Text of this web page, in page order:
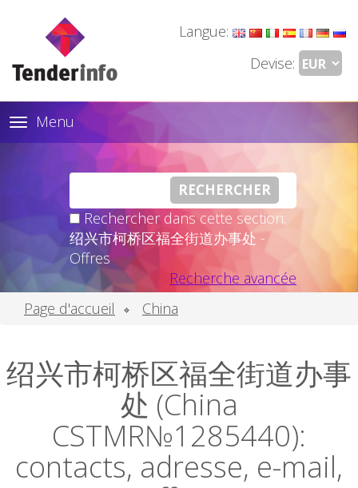
Langue:
Devise:
Toggle
navigation
Menu
Rechercher dans cette section:
绍兴市柯桥区福全街道办事处 -
Offres
Recherche avancée
Page d'accueil
China
绍兴市柯桥区福全街道办事
处 (China
CSTMR№1285440):
contacts, adresse, e-mail,